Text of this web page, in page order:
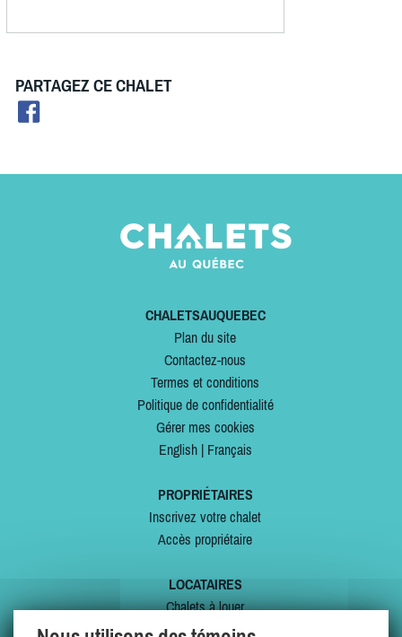
PARTAGEZ CE CHALET
CHALETSAUQUEBEC
Plan du site
Contactez-nous
Termes et conditions
Politique de confidentialité
Gérer mes cookies
English| Français
PROPRIÉTAIRES
Inscrivez votre chalet
Accès propriétaire
LOCATAIRES
Chalets à louer
Chalets à vendre